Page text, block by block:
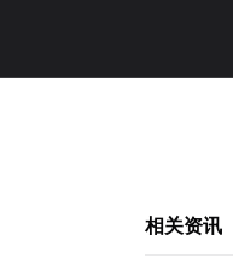
相关资讯